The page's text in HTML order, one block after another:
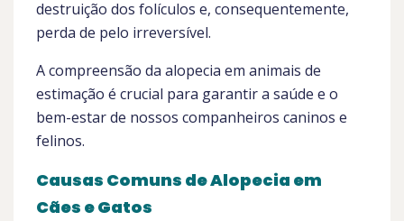
destruição dos folículos e, consequentemente,
perda de pelo irreversível.
A compreensão da alopecia em animais de
estimação é crucial para garantir a saúde e o
bem-estar de nossos companheiros caninos e
felinos.
Causas Comuns de Alopecia em
Cães e Gatos